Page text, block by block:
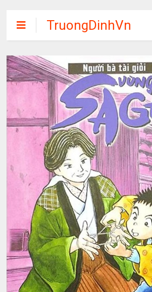
TruongDinhVn
Chia sẽ ebook,
các khóa học,
phần mềm học
tập miễn phí